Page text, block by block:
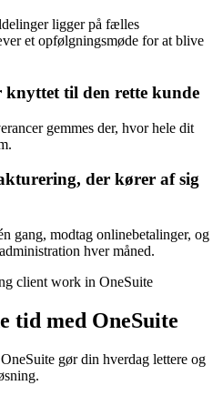
ligger på fælles
et opfølgningsmøde for at blive
til den rette kunde
gemmes der, hvor hele dit
der kører af sig
gang, modtag onlinebetalinger, og
hver måned.
tid med OneSuite
gør din hverdag lettere og